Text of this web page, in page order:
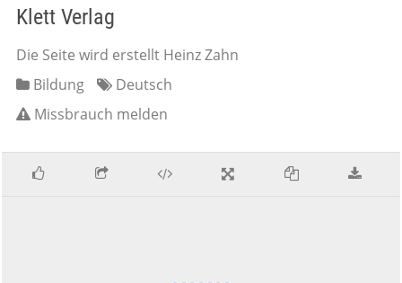
Klett Verlag
Die Seite wird erstellt Heinz Zahn
Bildung
Deutsch
Missbrauch melden